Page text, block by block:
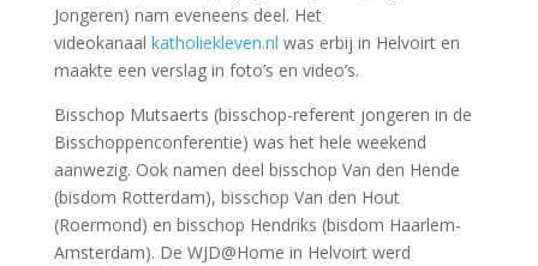
Jongeren) nam eveneens deel. Het
videokanaal katholiekleven.nl was erbij in Helvoirt en
maakte een verslag in foto’s en video’s.
Bisschop Mutsaerts (bisschop-referent jongeren in de
Bisschoppenconferentie) was het hele weekend
aanwezig. Ook namen deel bisschop Van den Hende
(bisdom Rotterdam), bisschop Van den Hout
(Roermond) en bisschop Hendriks (bisdom Haarlem-
Amsterdam). De WJD@Home in Helvoirt werd